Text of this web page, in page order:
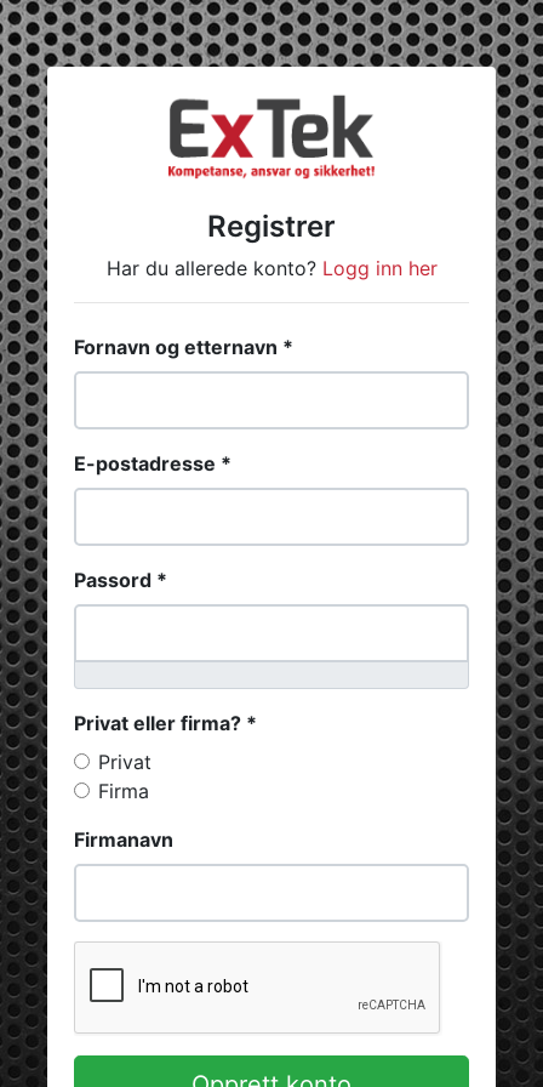
Registrer
Har du allerede konto? Logg inn her
Fornavn og etternavn *
E-postadresse *
Passord *
Privat eller firma? *
Privat
Firma
Firmanavn